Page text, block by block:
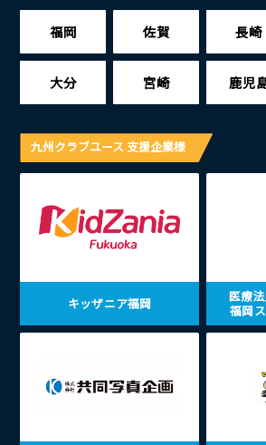
福岡 佐賀 長崎
大分 宮崎 鹿児
九州クラブユース 支援企業様
キッザニア福岡
医療
福岡